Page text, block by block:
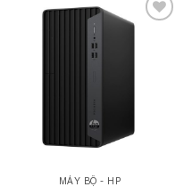
MÁY BỘ - HP